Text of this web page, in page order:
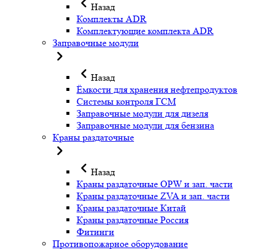
Назад
Комплекты ADR
Комплектующие комплекта ADR
Заправочные модули
Назад
Ёмкости для хранения нефтепродуктов
Системы контроля ГСМ
Заправочные модули для дизеля
Заправочные модули для бензина
Краны раздаточные
Назад
Краны раздаточные OPW и зап. части
Краны раздаточные ZVA и зап. части
Краны раздаточные Китай
Краны раздаточные Россия
Фитинги
Противопожарное оборудование